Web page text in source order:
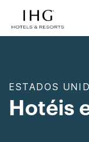
ESTADOS
Hotéis